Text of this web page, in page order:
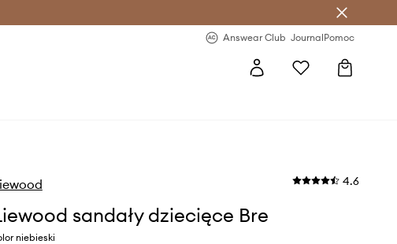
Answear Club JournalPomoc
4.6
sandały dziecięce Bre
niebieski